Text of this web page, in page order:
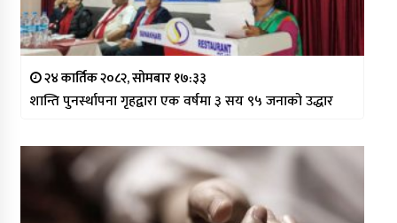
२४ कार्तिक २०८२, सोमबार १७:३३
शान्ति पुनर्स्थापना गृहद्वारा एक वर्षमा ३ सय ९५ जनाको उद्धार